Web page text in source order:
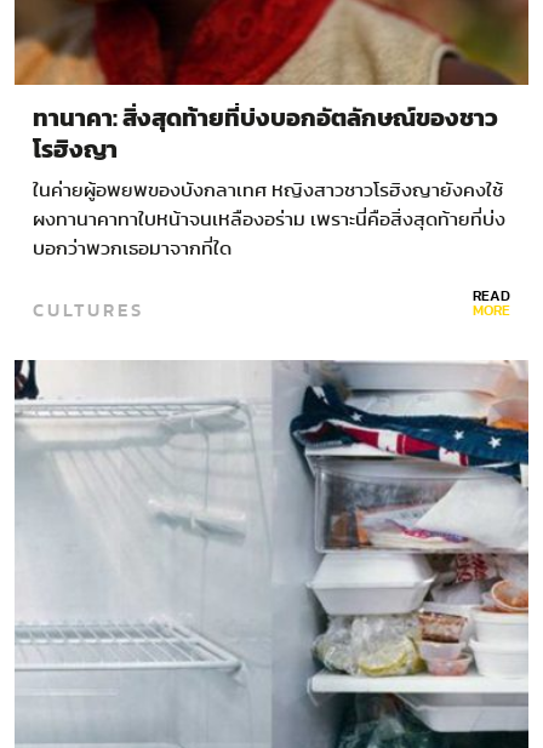
ทานาคา: สิ่งสุดท้ายที่บ่งบอกอัตลักษณ์ของชาว
โรฮิงญา
ในค่ายผู้อพยพของบังกลาเทศ หญิงสาวชาวโรฮิงญายังคงใช้
ผงทานาคาทาใบหน้าจนเหลืองอร่าม เพราะนี่คือสิ่งสุดท้ายที่บ่ง
บอกว่าพวกเธอมาจากที่ใด
CULTURES READ
MORE